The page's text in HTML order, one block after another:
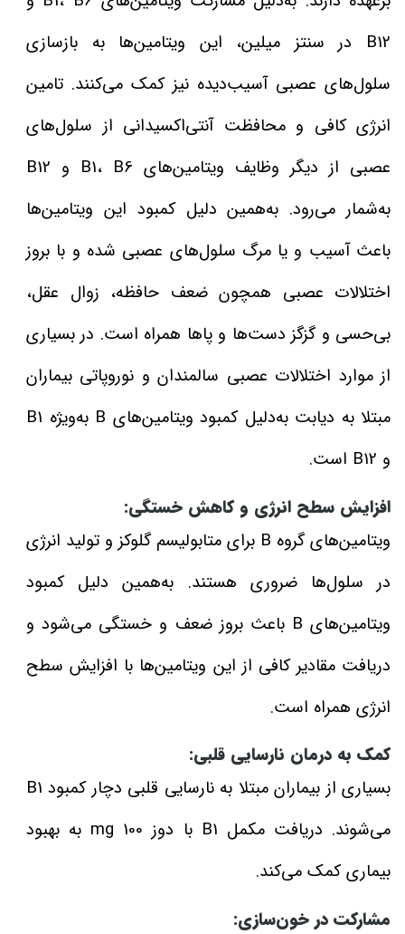
B12 در سنتز میلین، این ویتامین‌ها به بازسازی
سلول‌های عصبی آسیب‌دیده نیز کمک می‌کنند. تامین
انرژی کافی و محافظت آنتی‌اکسیدانی از سلول‌های
عصبی از دیگر وظایف ویتامین‌های B1، B6 و B12
به‌شمار می‌رود. به‌همین دلیل کمبود این ویتامین‌ها
باعث آسیب و یا مرگ سلول‌های عصبی شده و با بروز
اختلالات عصبی همچون ضعف حافظه، زوال عقل،
بی‌حسی و گزگز دست‌ها و پاها همراه است. در بسیاری
از موارد اختلالات عصبی سالمندان و نوروپاتی بیماران
مبتلا به دیابت به‌دلیل کمبود ویتامین‌های B به‌ویژه B1
و B12 است.
افزایش سطح انرژی و کاهش خستگی:
ویتامین‌های گروه B برای متابولیسم گلوکز و تولید انرژی
در سلول‌ها ضروری هستند. به‌همین دلیل کمبود
ویتامین‌های B باعث بروز ضعف و خستگی می‌شود و
دریافت مقادیر کافی از این ویتامین‌ها با افزایش سطح
انرژی همراه است.
کمک به درمان نارسایی قلبی:
بسیاری از بیماران مبتلا به نارسایی قلبی دچار کمبود B1
می‌شوند. دریافت مکمل B1 با دوز 100 mg به بهبود
بیماری کمک می‌کند.
مشارکت در خون‌سازی: